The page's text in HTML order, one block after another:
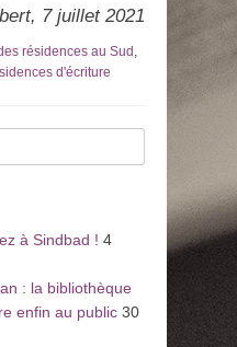
7 juillet 2021
résidences au Sud ,
d'écriture
à Sindbad ! 4
: la bibliothèque
enfin au public 30